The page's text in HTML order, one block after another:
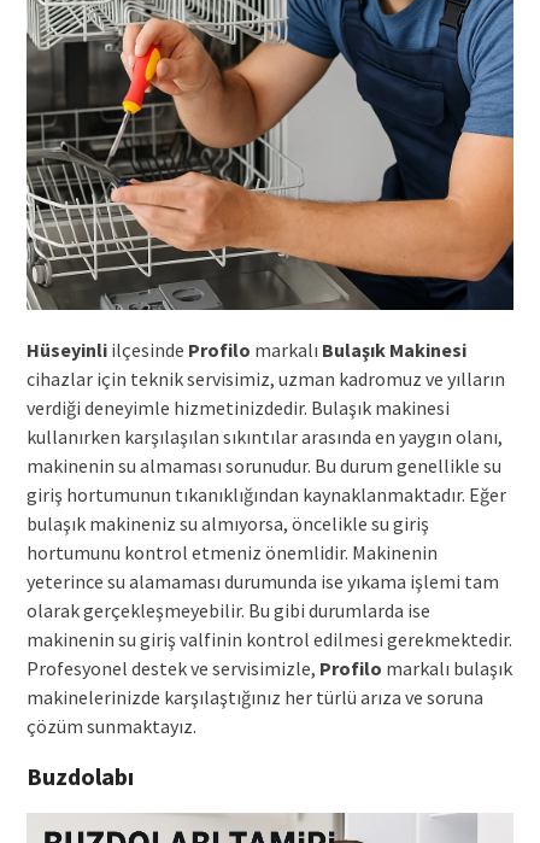
Hüseyinliilçesinde Profilo markalı Bulaşık Makinesi
cihazlar için teknik servisimiz, uzman kadromuz ve yılların
verdiği deneyimle hizmetinizdedir. Bulaşık makinesi
kullanırken karşılaşılan sıkıntılar arasında en yaygın olanı,
makinenin su almaması sorunudur. Bu durum genellikle su
giriş hortumunun tıkanıklığından kaynaklanmaktadır. Eğer
bulaşık makineniz su almıyorsa, öncelikle su giriş
hortumunu kontrol etmeniz önemlidir. Makinenin
yeterince su alamaması durumunda ise yıkama işlemi tam
olarak gerçekleşmeyebilir. Bu gibi durumlarda ise
makinenin su giriş valfinin kontrol edilmesi gerekmektedir.
Profesyonel destek ve servisimizle, Profilo markalı bulaşık
makinelerinizde karşılaştığınız her türlü arıza ve soruna
çözüm sunmaktayız.
Buzdolabı